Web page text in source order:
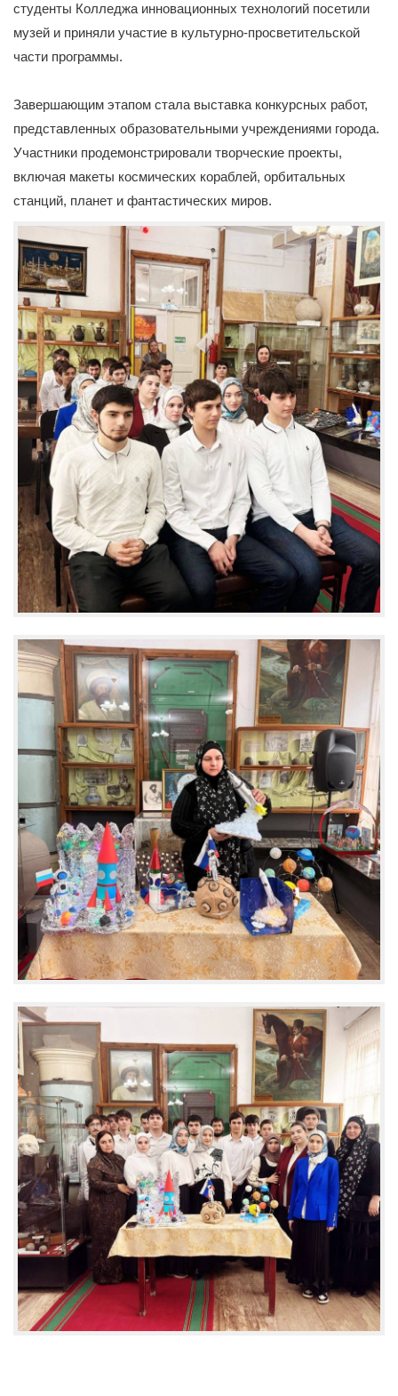
студенты Колледжа инновационных технологий посетили
музей и приняли участие в культурно-просветительской
части программы.
Завершающим этапом стала выставка конкурсных работ,
представленных образовательными учреждениями города.
Участники продемонстрировали творческие проекты,
включая макеты космических кораблей, орбитальных
станций, планет и фантастических миров.